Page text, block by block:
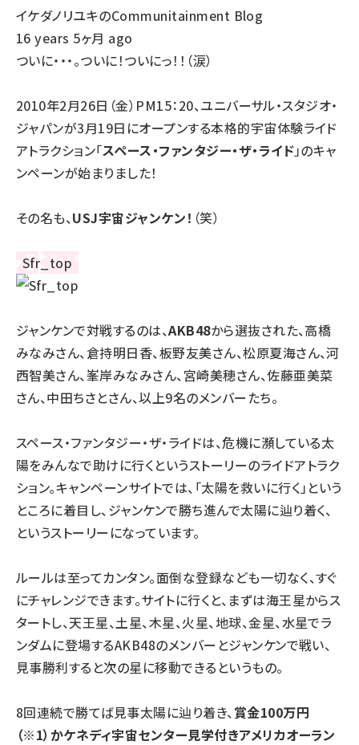
イケダノリユキのCommunitainment Blog
16 years 5ヶ月 ago
ついに・・・。ついに！ついにっ！！（涙）
2010年2月26日（金）PM15：20、ユニバーサル・スタジオ・
ジャパンが3月19日にオープンする本格的宇宙体験ライド
アトラクション「スペース・ファンタジー・ザ・ライド」のキャ
ンペーンが始まりました！
その名も、USJ宇宙ジャンケン！ （笑）
ジャンケンで対戦するのは、AKB48から選抜された、高橋
みなみさん、倉持明日香、板野友美さん、松原夏海さん、河
西智美さん、峯岸みなみさん、宮崎美穂さん、佐藤亜美菜
さん、中田ちさとさん、以上9名のメンバーたち。
スペース・ファンタジー・ザ・ライドは、危機に瀕している太
陽をみんなで助けに行くというストーリーのライドアトラク
ション。キャンペーンサイトでは、「太陽を救いに行く」という
ところに着目し、ジャンケンで勝ち進んで太陽に辿り着く、
というストーリーになっています。
ルールは至ってカンタン。面倒な登録なども一切なく、すぐ
にチャレンジできます。サイトに行くと、まずは海王星からス
タートし、天王星、土星、木星、火星、地球、金星、水星でラ
ンダムに登場するAKB48のメンバーとジャンケンで戦い、
見事勝利すると次の星に移動できるというもの。
8回連続で勝てば見事太陽に辿り着き、賞金100万円
（※1）かケネディ宇宙センター見学付きアメリカオーラン